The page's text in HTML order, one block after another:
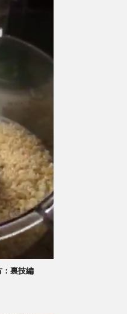
：裏技編